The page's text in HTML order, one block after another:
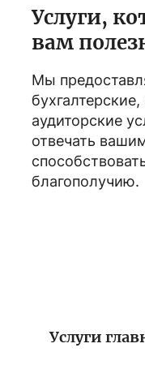
Услуги,
вам
Мы
аудиторские
отвечать
благополучию.
Услуги